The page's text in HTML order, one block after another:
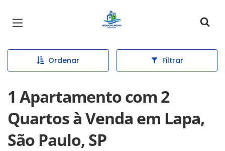
Página inicial
Ordenar Filtrar
1 Apartamento com 2
Quartos à Venda em Lapa,
São Paulo, SP